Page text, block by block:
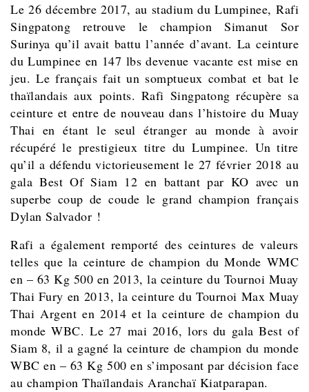
Le 26 décembre 2017, au stadium du Lumpinee, Rafi
Singpatong retrouve le champion Simanut Sor
Surinya qu’il avait battu l’année d’avant. La ceinture
du Lumpinee en 147 lbs devenue vacante est mise en
jeu. Le français fait un somptueux combat et bat le
thaïlandais aux points. Rafi Singpatong récupère sa
ceinture et entre de nouveau dans l’histoire du Muay
Thai en étant le seul étranger au monde à avoir
récupéré le prestigieux titre du Lumpinee. Un titre
qu’il a défendu victorieusement le 27 février 2018 au
gala Best Of Siam 12 en battant par KO avec un
superbe coup de coude le grand champion français
Dylan Salvador !
Rafi a également remporté des ceintures de valeurs
telles que la ceinture de champion du Monde WMC
en – 63 Kg 500 en 2013, la ceinture du Tournoi Muay
Thai Fury en 2013, la ceinture du Tournoi Max Muay
Thai Argent en 2014 et la ceinture de champion du
monde WBC. Le 27 mai 2016, lors du gala Best of
Siam 8, il a gagné la ceinture de champion du monde
WBC en – 63 Kg 500 en s’imposant par décision face
au champion Thaïlandais Aranchaï Kiatparapan.